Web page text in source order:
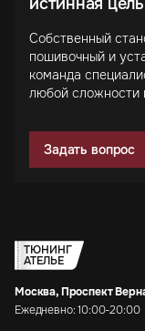
Собственный
пошивочный и
команда
любой сложности
Задать вопрос
ТЮНИНГ
АТЕЛЬЕ
Москва, Проспект
Ежедневно: 10:00-20:00